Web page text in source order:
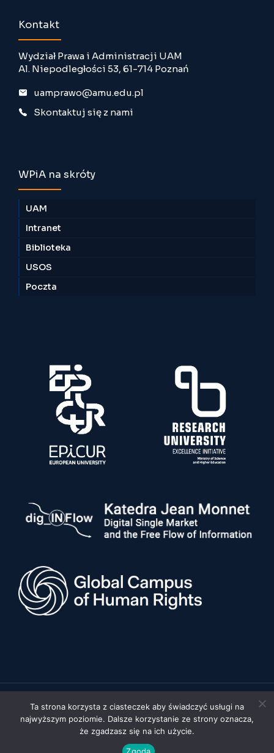
Kontakt
Wydział Prawa i Administracji UAM
Al. Niepodległości 53, 61-714 Poznań
uamprawo@amu.edu.pl
Skontaktuj się z nami
WPiA na skróty
UAM
Intranet
Biblioteka
USOS
Poczta
© 2026 Uniwersytet im. Adama Mickiewicza w Poznaniu, Wydział
Prawa i Administracji •Polityka prywatności •Deklaracja
dostępności
Ta strona korzysta z ciasteczek aby świadczyć usługi na
najwyższym poziomie. Dalsze korzystanie ze strony oznacza,
że zgadzasz się na ich użycie.